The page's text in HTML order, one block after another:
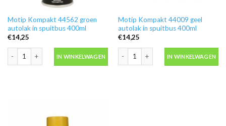
Motip Kompakt 44562 groen
autolak in spuitbus 400ml
€14,25
Motip Kompakt 44562 groen autolak in spuitbus 400ml aantal
IN WINKELWAGEN
Motip Kompakt 44009 geel
autolak in spuitbus 400ml
€14,25
Motip Kompakt 44009 geel autolak
IN WINKELWAGEN